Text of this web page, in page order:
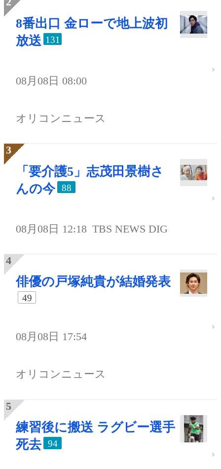
8番出口 金ローで地上波初
放送 131
08月08日 08:00
オリコンニュース
「要介護5」志茂田景樹さ
んの今
88
08月08日 12:18 TBS NEWS DIG
俳優の戸塚純貴が結婚発表
49
08月08日 17:54
オリコンニュース
練習後に搬送 ラグビー選手
死去
94